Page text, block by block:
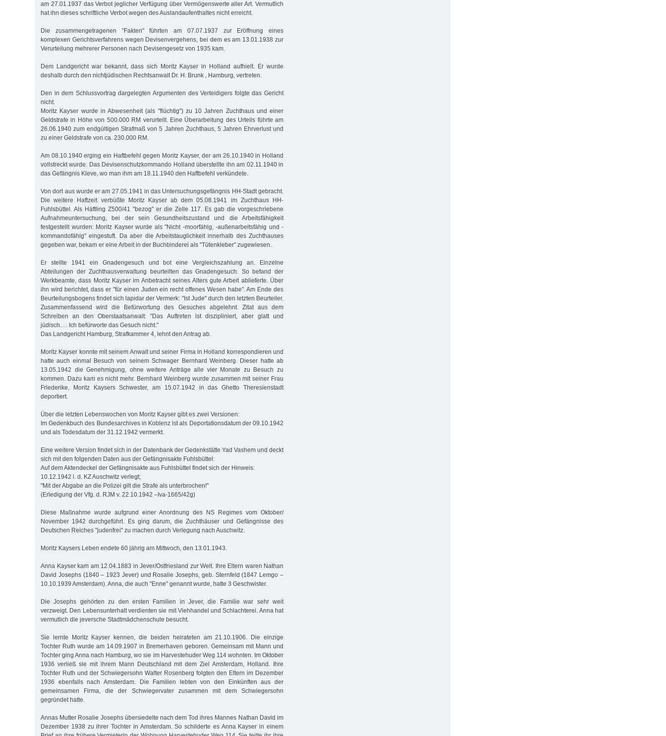
am 27.01.1937 das Verbot jeglicher Verfügung über Vermögenswerte aller Art. Vermutlich
hat ihn dieses schriftliche Verbot wegen des Auslandaufenthaltes nicht erreicht.
Die zusammengetragenen "Fakten" führten am 07.07.1937 zur Eröffnung eines
komplexen Gerichtsverfahrens wegen Devisenvergehens, bei dem es am 13.01.1938 zur
Verurteilung mehrerer Personen nach Devisengesetz von 1935 kam.
Dem Landgericht war bekannt, dass sich Moritz Kayser in Holland aufhielt. Er wurde
deshalb durch den nichtjüdischen Rechtsanwalt Dr. H. Brunk , Hamburg, vertreten.
Den in dem Schlussvortrag dargelegten Argumenten des Verteidigers folgte das Gericht
nicht.
Moritz Kayser wurde in Abwesenheit (als "flüchtig") zu 10 Jahren Zuchthaus und einer
Geldstrafe in Höhe von 500.000 RM verurteilt. Eine Überarbeitung des Urteils führte am
26.06.1940 zum endgültigen Strafmaß von 5 Jahren Zuchthaus, 5 Jahren Ehrverlust und
zu einer Geldstrafe von ca. 230.000 RM.
Am 08.10.1940 erging ein Haftbefehl gegen Moritz Kayser, der am 26.10.1940 in Holland
vollstreckt wurde. Das Devisenschutzkommando Holland überstellte ihn am 02.11.1940 in
das Gefängnis Kleve, wo man ihm am 18.11.1940 den Haftbefehl verkündete.
Von dort aus wurde er am 27.05.1941 in das Untersuchungsgefängnis HH-Stadt gebracht.
Die weitere Haftzeit verbüßte Moritz Kayser ab dem 05.08.1941 im Zuchthaus HH-
Fuhlsbüttel. Als Häftling Z500/41 "bezog" er die Zelle 117. Es gab die vorgeschriebene
Aufnahmeuntersuchung, bei der sein Gesundheitszustand und die Arbeitsfähigkeit
festgestellt wurden: Moritz Kayser wurde als "Nicht -moorfähig, -außenarbeitsfähig und -
kommandofähig" eingestuft. Da aber die Arbeitstauglichkeit innerhalb des Zuchthauses
gegeben war, bekam er eine Arbeit in der Buchbinderei als "Tütenkleber" zugewiesen.
Er stellte 1941 ein Gnadengesuch und bot eine Vergleichszahlung an. Einzelne
Abteilungen der Zuchthausverwaltung beurteilten das Gnadengesuch. So befand der
Werkbeamte, dass Moritz Kayser im Anbetracht seines Alters gute Arbeit ablieferte. Über
ihn wird berichtet, dass er "für einen Juden ein recht offenes Wesen habe". Am Ende des
Beurteilungsbogens findet sich lapidar der Vermerk: "Ist Jude" durch den letzten Beurteiler.
Zusammenfassend wird die Befürwortung des Gesuches abgelehnt. Zitat aus dem
Schreiben an den Oberstaatsanwalt: "Das Auftreten ist diszipliniert, aber glatt und
jüdisch…. Ich befürworte das Gesuch nicht."
Das Landgericht Hamburg, Strafkammer 4, lehnt den Antrag ab.
Moritz Kayser konnte mit seinem Anwalt und seiner Firma in Holland korrespondieren und
hatte auch einmal Besuch von seinem Schwager Bernhard Weinberg. Dieser hatte ab
13.05.1942 die Genehmigung, ohne weitere Anträge alle vier Monate zu Besuch zu
kommen. Dazu kam es nicht mehr. Bernhard Weinberg wurde zusammen mit seiner Frau
Friederike, Moritz Kaysers Schwester, am 15.07.1942 in das Ghetto Theresienstadt
deportiert.
Über die letzten Lebenswochen von Moritz Kayser gibt es zwei Versionen:
Im Gedenkbuch des Bundesarchives in Koblenz ist als Deportationsdatum der 09.10.1942
und als Todesdatum der 31.12.1942 vermerkt.
Eine weitere Version findet sich in der Datenbank der Gedenkstätte Yad Vashem und deckt
sich mit den folgenden Daten aus der Gefängnisakte Fuhlsbüttel:
Auf dem Aktendeckel der Gefängnisakte aus Fuhlsbüttel findet sich der Hinweis:
10.12.1942 i. d. KZ Auschwitz verlegt;
"Mit der Abgabe an die Polizei gilt die Strafe als unterbrochen!"
(Erledigung der Vfg. d. RJM v. 22.10.1942 –Iva-1665/42g)
Diese Maßnahme wurde aufgrund einer Anordnung des NS Regimes vom Oktober/
November 1942 durchgeführt. Es ging darum, die Zuchthäuser und Gefängnisse des
Deutschen Reiches "judenfrei" zu machen durch Verlegung nach Auschwitz.
Moritz Kaysers Leben endete 60 jährig am Mittwoch, den 13.01.1943.
Anna Kayser kam am 12.04.1883 in Jever/Ostfriesland zur Welt. Ihre Eltern waren Nathan
David Josephs (1840 – 1923 Jever) und Rosalie Josephs, geb. Sternfeld (1847 Lemgo –
10.10.1939 Amsterdam). Anna, die auch "Enne" genannt wurde, hatte 3 Geschwister.
Die Josephs gehörten zu den ersten Familien in Jever, die Familie war sehr weit
verzweigt. Den Lebensunterhalt verdienten sie mit Viehhandel und Schlachterei. Anna hat
vermutlich die jeversche Stadtmädchenschule besucht.
Sie lernte Moritz Kayser kennen, die beiden heirateten am 21.10.1906. Die einzige
Tochter Ruth wurde am 14.09.1907 in Bremerhaven geboren. Gemeinsam mit Mann und
Tochter ging Anna nach Hamburg, wo sie im Harvestehuder Weg 114 wohnten. Im Oktober
1936 verließ sie mit ihrem Mann Deutschland mit dem Ziel Amsterdam, Holland. Ihre
Tochter Ruth und der Schwiegersohn Walter Rosenberg folgten den Eltern im Dezember
1936 ebenfalls nach Amsterdam. Die Familien lebten von den Einkünften aus der
gemeinsamen Firma, die der Schwiegervater zusammen mit dem Schwiegersohn
gegründet hatte.
Annas Mutter Rosalie Josephs übersiedelte nach dem Tod ihres Mannes Nathan David im
Dezember 1938 zu ihrer Tochter in Amsterdam. So schilderte es Anna Kayser in einem